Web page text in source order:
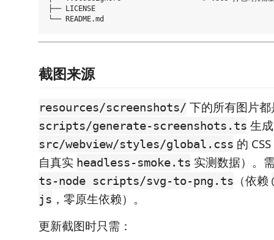
├── LICENSE
截图来源
resources/screenshots/ 下的所有图片都
scripts/generate-screenshots.ts 生
src/webview/styles/global.css 的
自真实 headless-smoke.ts 实测数据）。
ts-node scripts/svg-to-png.ts （依赖
js ，零原生依赖）。
更新截图时只需：